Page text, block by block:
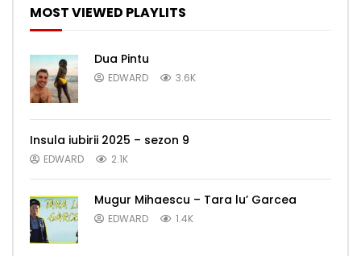
MOST VIEWED PLAYLITS
Dua Pintu
EDWARD 3.6K
Insula iubirii 2025 – sezon 9
EDWARD 2.1K
Mugur Mihaescu – Tara lu’ Garcea
EDWARD 1.4K